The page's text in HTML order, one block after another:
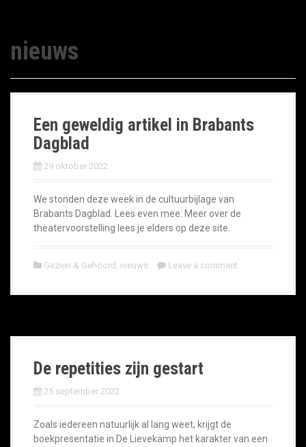
nieuws
Een geweldig artikel in Brabants
Dagblad
29 oktober 2022
We stonden deze week in de cultuurbijlage van
Brabants Dagblad. Lees even mee: Meer over de
theatervoorstelling lees je elders op deze site.
Gezien & Gehoord , nieuws Leave a comment
De repetities zijn gestart
25 september 2022
Zoals iedereen natuurlijk al lang weet, krijgt de
boekpresentatie in De Lievekamp het karakter van een